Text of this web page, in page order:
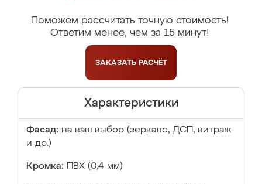
Поможем рассчитать точную стоимость!
Ответим менее, чем за 15 минут!
ЗАКАЗАТЬ РАСЧЁТ
Характеристики
Фасад: на ваш выбор (зеркало, ДСП, витраж
и др.)
Кромка: ПВХ (0,4 мм)